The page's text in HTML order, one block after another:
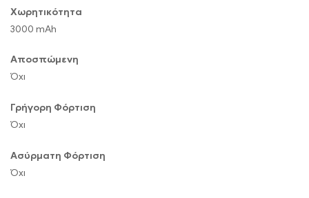
Χωρητικότητα
3000 mAh
Αποσπώμενη
Όχι
Γρήγορη Φόρτιση
Όχι
Ασύρματη Φόρτιση
Όχι